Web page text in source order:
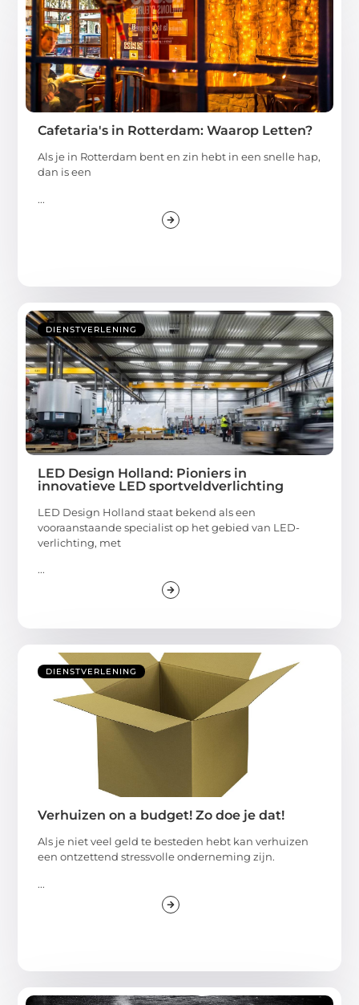
Cafetaria's in Rotterdam: Waarop Letten?
Als je in Rotterdam bent en zin hebt in een snelle hap,
dan is een
...
DIENSTVERLENING
LED Design Holland: Pioniers in
innovatieve LED sportveldverlichting
LED Design Holland staat bekend als een
vooraanstaande specialist op het gebied van LED-
verlichting, met
...
DIENSTVERLENING
Verhuizen on a budget! Zo doe je dat!
Als je niet veel geld te besteden hebt kan verhuizen
een ontzettend stressvolle onderneming zijn.
...